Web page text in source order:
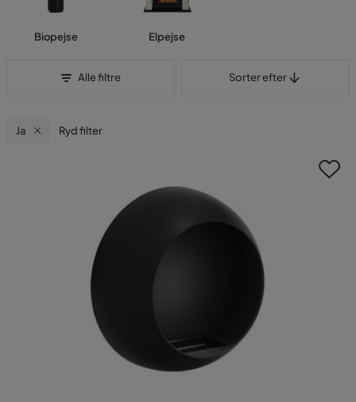
Biopejse Elpejse
Alle filtre Sorter efter
Ja Ryd filter